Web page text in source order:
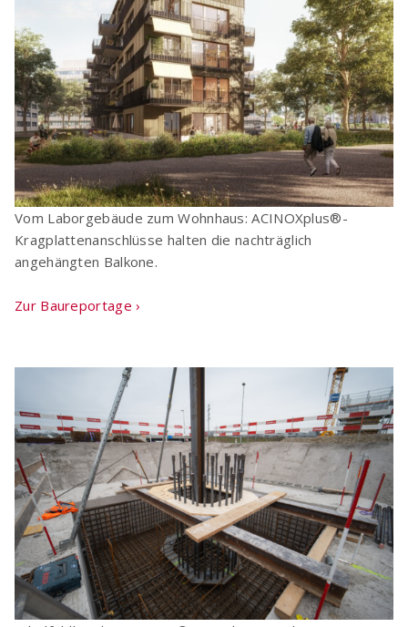
Vom Laborgebäude zum Wohnhaus: ACINOXplus®-
Kragplattenanschlüsse halten die nachträglich
angehängten Balkone.
Zur Baureportage ›